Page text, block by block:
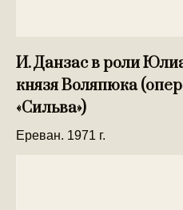
И. Данзас в роли
князя Воляпюка
«Сильва»)
Ереван. 1971 г.